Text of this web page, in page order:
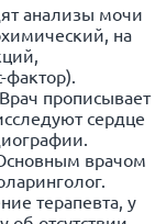
анализы мочи
на
прописывает
сердце
врачом
терапевта, у